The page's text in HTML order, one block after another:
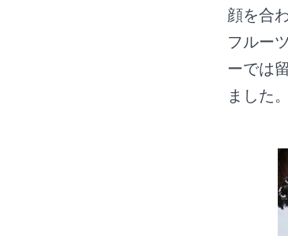
顔を合
フルー
ーでは
ました。